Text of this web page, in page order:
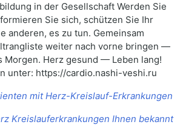
in der Gesellschaft Werden Sie
Sie sich, schützen Sie Ihr
anderen, es zu tun. Gemeinsam
weiter nach vorne bringen —
Morgen. Herz gesund — Leben lang!
unter: https://cardio.nashi-veshi.ru
mit Herz-Kreislauf-Erkrankungen
Kreislauferkrankungen Ihnen bekannt